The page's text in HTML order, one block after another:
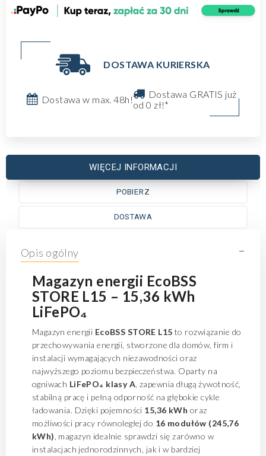
DOSTAWA KURIERSKA
Dostawa w max. 48h!
Dostawa GRATIS już
od 0 zł!*
WIĘCEJ INFORMACJI
POBIERZ
DOSTAWA
Opis ogólny -
Magazyn energii EcoBSS
STORE L15 – 15,36 kWh
LiFePO₄
Magazyn energii EcoBSS STORE L15 to rozwiązanie do
przechowywania energii, stworzone dla domów, firm i
instalacji wymagających niezawodności oraz
najwyższego poziomu bezpieczeństwa. Oparty na
ogniwach LiFePO₄ klasy A , zapewnia długą żywotność,
stabilną pracę i pełną odporność na głębokie cykle
ładowania. Dzięki pojemności 15,36 kWh oraz
możliwości pracy równoległej do 16 modułów (245,76
kWh) , magazyn idealnie sprawdzi się zarówno w
instalacjach jednorodzinnych, jak i w bardziej